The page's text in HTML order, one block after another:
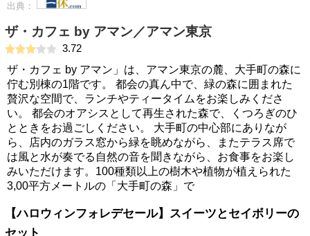
出典：
ザ・カフェ by アマン／アマン東京
3.72
ザ・カフェ by アマン」は、アマン東京の麓、大手町の森に
佇む別棟の1階です。 都会の真ん中で、緑の森に囲まれた
贅沢な空間で、ランチやティータイムをお楽しみくださ
い。 都会のオアシスとして再生された森で、くつろぎのひ
とときをお過ごしください。 大手町の中心部にありなが
ら、店内のガラス窓から緑を眺めながら、またテラス席で
は風と水が奏でる自然の音を聞きながら、お食事をお楽し
みいただけます。100種類以上の樹木や植物が植えられた
3,00平方メートルの「大手町の森」で
【ハロウィンフォレデセール】スイーツとセイボリーの
セット